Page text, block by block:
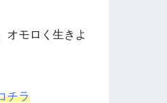
オモロく生きよ
チラ